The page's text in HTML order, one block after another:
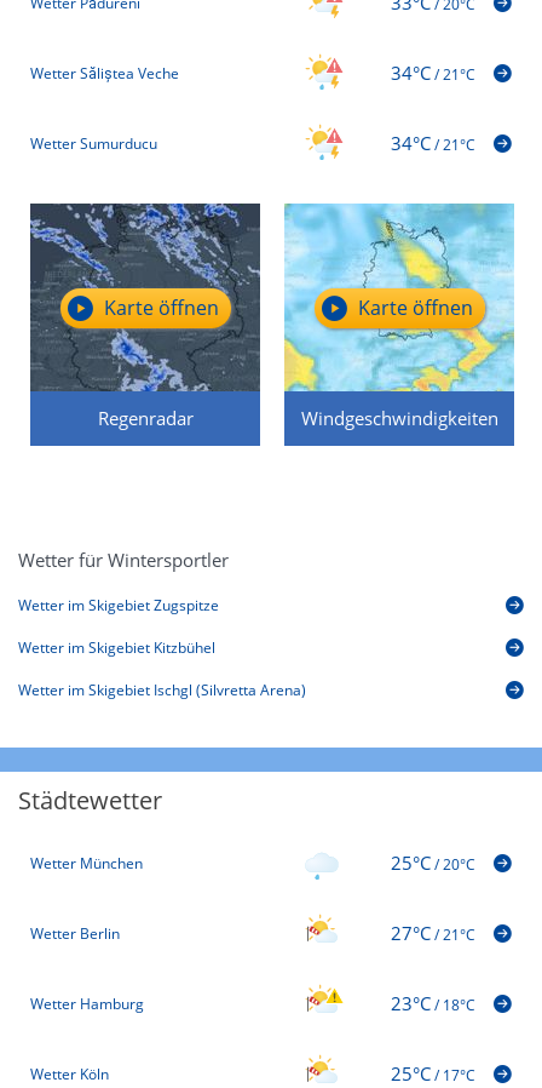
/20°C
Wetter Săliștea Veche 34°C/21°C
Wetter Sumurducu 34°C/21°C
Regenradar
Karte öffnen
Windgeschwindigkeiten
Karte öffnen
Wetter für Wintersportler
Wetter im Skigebiet Zugspitze
Wetter im Skigebiet Kitzbühel
Wetter im Skigebiet Ischgl (Silvretta Arena)
Städtewetter
Wetter München 25°C/20°C
Wetter Berlin 27°C/21°C
Wetter Hamburg 23°C/18°C
Wetter Köln 25°C/17°C